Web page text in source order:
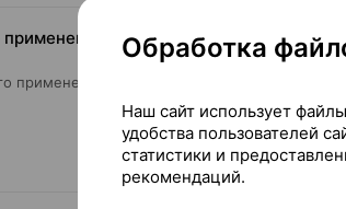
дезинфицирующий, 1 л ×1,
применения дезинфицирующий
Обработка
Наш сайт использует
удобства пользователей
статистики и
рекомендаций.